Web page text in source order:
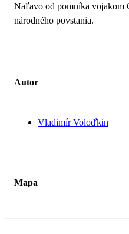
Naľavo od pomníka vojakom
národného povstania.
Autor
Vladimír Voloďkin
Mapa